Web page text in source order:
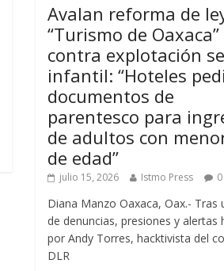
Avalan reforma de
“Turismo de Oaxaca”
contra explotación
infantil: “Hoteles
documentos de
parentesco para
de adultos con
de edad”
julio 15, 2026 Istmo Press 0
Diana Manzo Oaxaca, Oax.- Tras
de denuncias, presiones y alertas
por Andy Torres, hacktivista del
DLR